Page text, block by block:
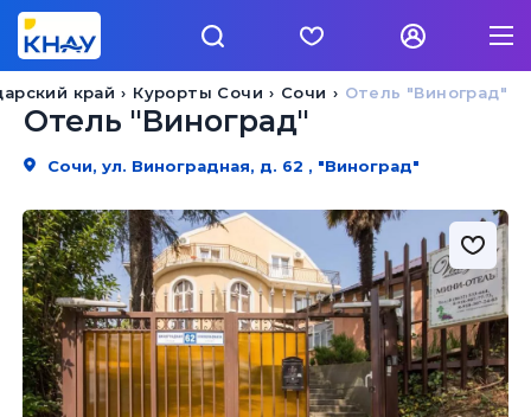
Отель "Виноград"
Сочи
Курорты Сочи
край
Отель "Виноград"
Сочи, ул. Виноградная, д. 62 , "Виноград"